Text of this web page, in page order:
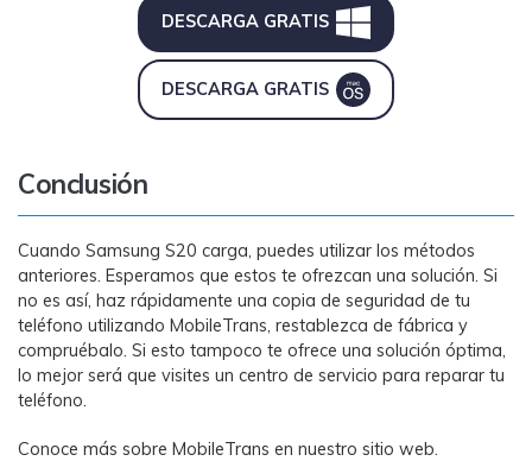
DESCARGA GRATIS
DESCARGA GRATIS
Conclusión
Cuando Samsung S20 carga, puedes utilizar los métodos
anteriores. Esperamos que estos te ofrezcan una solución. Si
no es así, haz rápidamente una copia de seguridad de tu
teléfono utilizando MobileTrans, restablezca de fábrica y
compruébalo. Si esto tampoco te ofrece una solución óptima,
lo mejor será que visites un centro de servicio para reparar tu
teléfono.
Conoce más sobre MobileTrans en nuestro sitio web.